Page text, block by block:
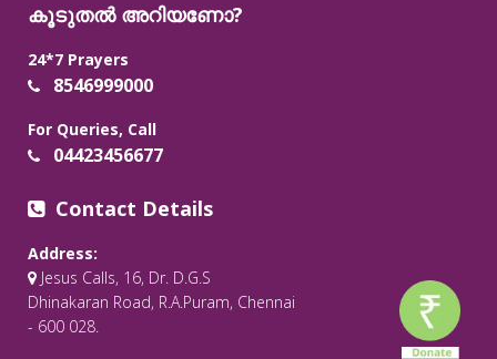
കൂടുതൽ അറിയണോ?
24*7 Prayers
8546999000
For Queries, Call
04423456677
Contact Details
Address:
Jesus Calls, 16, Dr. D.G.S
Dhinakaran Road, R.A.Puram, Chennai
- 600 028.